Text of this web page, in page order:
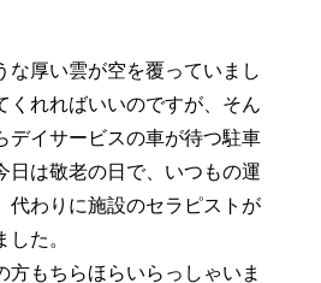
な厚い雲が空を覆っていまし
くれればいいのですが、そん
デイサービスの車が待つ駐車
日は敬老の日で、いつもの運
代わりに施設のセラピストが
た。
方もちらほらいらっしゃいま